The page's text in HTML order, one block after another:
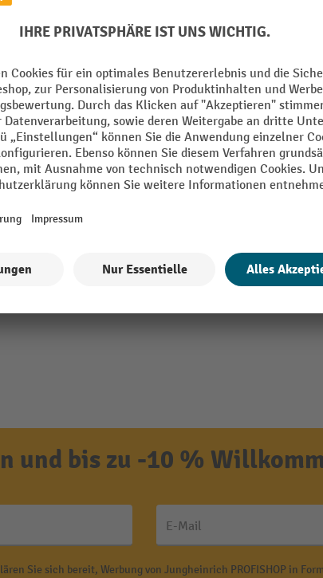
Segment
und bis zu -10 %
E-Mail
Sie sich bereit, Werbung von Jungheinrich PROFISHOP in